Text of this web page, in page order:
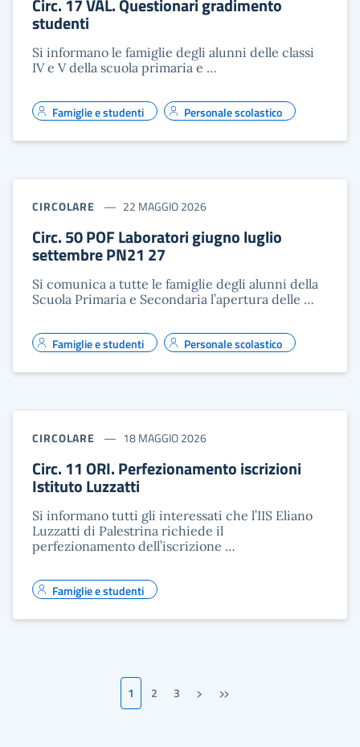
Circ. 17 VAL. Questionari gradimento
studenti
Si informano le famiglie degli alunni delle classi
IV e V della scuola primaria e …
Famiglie e studenti Personale scolastico
CIRCOLARE 22 MAGGIO 2026
Circ. 50 POF Laboratori giugno luglio
settembre PN21 27
Si comunica a tutte le famiglie degli alunni della
Scuola Primaria e Secondaria l’apertura delle …
Famiglie e studenti Personale scolastico
CIRCOLARE 18 MAGGIO 2026
Circ. 11 ORI. Perfezionamento iscrizioni
Istituto Luzzatti
Si informano tutti gli interessati che l’IIS Eliano
Luzzatti di Palestrina richiede il
perfezionamento dell’iscrizione …
Famiglie e studenti
1 2 3 Pagina successiva
› Ultima pagina
»